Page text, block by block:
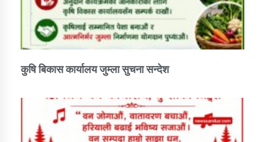
कुषि बिकास कार्यालय जुम्ला सुचना सन्देश